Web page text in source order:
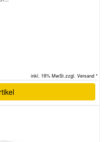
inkl. 19% MwSt.zzgl. Versand *